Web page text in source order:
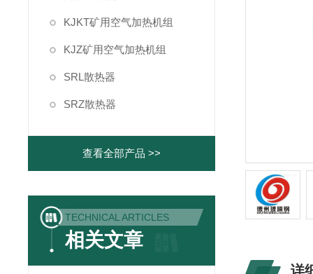
KJKT矿用空气加热机组
KJZ矿用空气加热机组
SRL散热器
SRZ散热器
查看全部产品 >>
TECHNICAL ARTICLES
相关文章
详